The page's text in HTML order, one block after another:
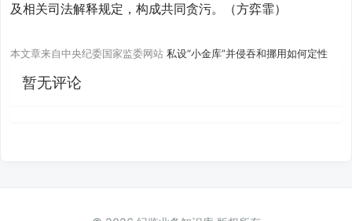
及相关司法解释规定，构成共同贪污。（方弈霏）
本文章来自中央纪委国家监委网站 私设“小金库”并侵吞和挪用如何定性
暂无评论